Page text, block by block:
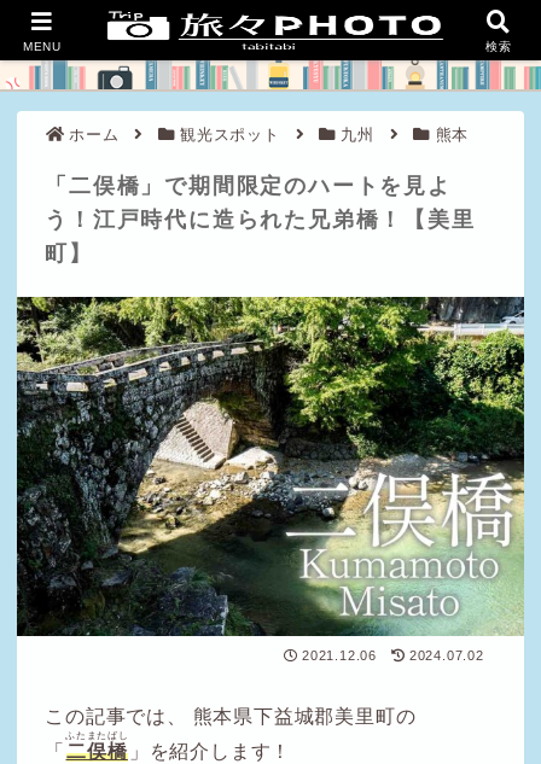
良い旅を、豊かな人生を。
ホーム 観光スポット 九州 熊本
「二俣橋」で期間限定のハートを見よ
う！江戸時代に造られた兄弟橋！【美里
町】
2021.12.06 2024.07.02
この記事では、 熊本県下益城郡美里町の
「 二俣橋
ふたまたばし
」を紹介します！
MENU 検索